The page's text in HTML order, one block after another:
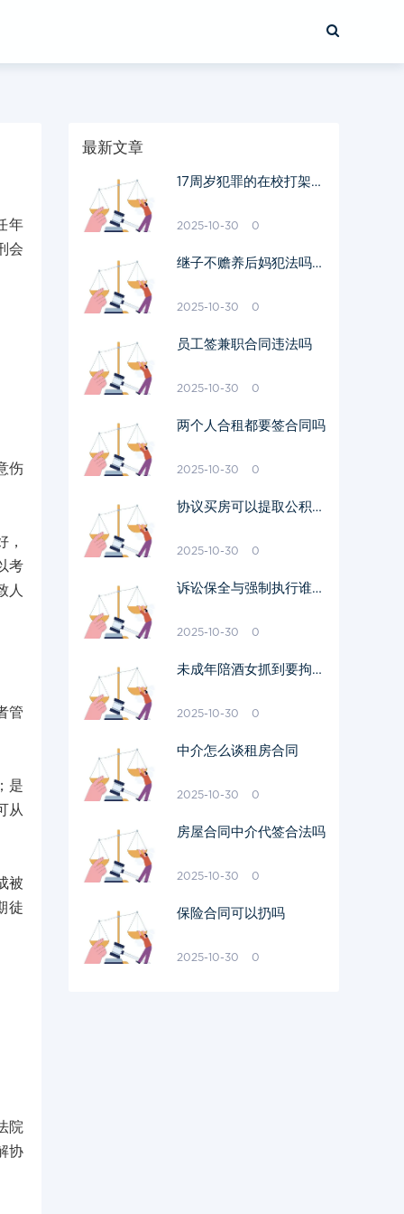
年
会
伤
考
人
管
是
从
被
徒
院
协
最新文章
17周岁犯罪的在校打架至
2025-10-30 0
继子不赡养后妈犯法吗怎
2025-10-30 0
员工签兼职合同违法吗
2025-10-30 0
两个人合租都要签合同吗
2025-10-30 0
协议买房可以提取公积金
2025-10-30 0
诉讼保全与强制执行谁前
2025-10-30 0
未成年陪酒女抓到要拘留
2025-10-30 0
中介怎么谈租房合同
2025-10-30 0
房屋合同中介代签合法吗
2025-10-30 0
保险合同可以扔吗
2025-10-30 0